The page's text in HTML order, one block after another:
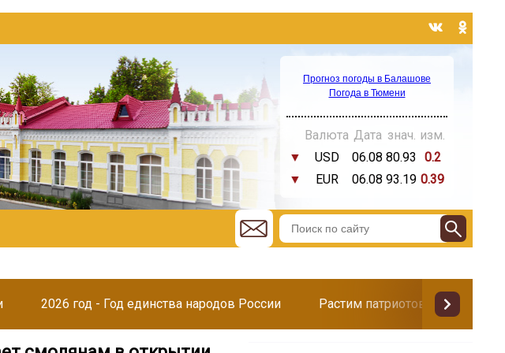
Прогноз погоды в Балашове
Погода в Тюмени
Валюта Дата знач. изм.
▼
USD 06.08 80.93
0.2
▼
EUR 06.08 93.19 0.39
2026 год - Год единства народов России Растим патриотов